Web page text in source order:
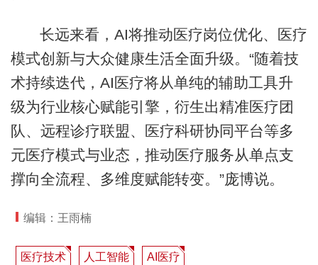
长远来看，AI将推动医疗岗位优化、医疗
模式创新与大众健康生活全面升级。“随着技
术持续迭代，AI医疗将从单纯的辅助工具升
级为行业核心赋能引擎，衍生出精准医疗团
队、远程诊疗联盟、医疗科研协同平台等多
元医疗模式与业态，推动医疗服务从单点支
撑向全流程、多维度赋能转变。”庞博说。
编辑：王雨楠
医疗技术 人工智能 AI医疗